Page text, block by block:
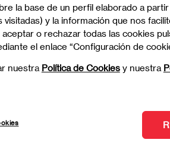
para emprendedores!
pueden acceder a
a nivel internacional. Si eres
la base de un perfil elaborado a
visitadas) y la información que nos
aceptar o rechazar todas las cookies
el enlace “Configuración de
nuestra Política de Cookiesy nuestra